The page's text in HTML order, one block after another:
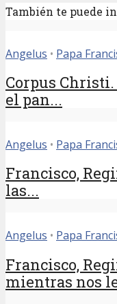
También te puede
Angelus • Papa
Corpus Christi.
el pan...
Angelus • Papa
Francisco,
las...
Angelus • Papa
Francisco,
mientras nos